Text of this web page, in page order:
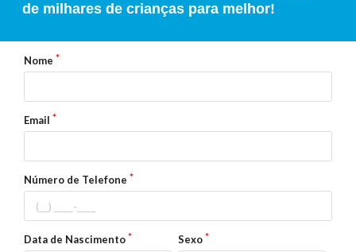
de milhares de crianças para melhor!
Nome
Email
Número de Telefone
Data de Nascimento Sexo